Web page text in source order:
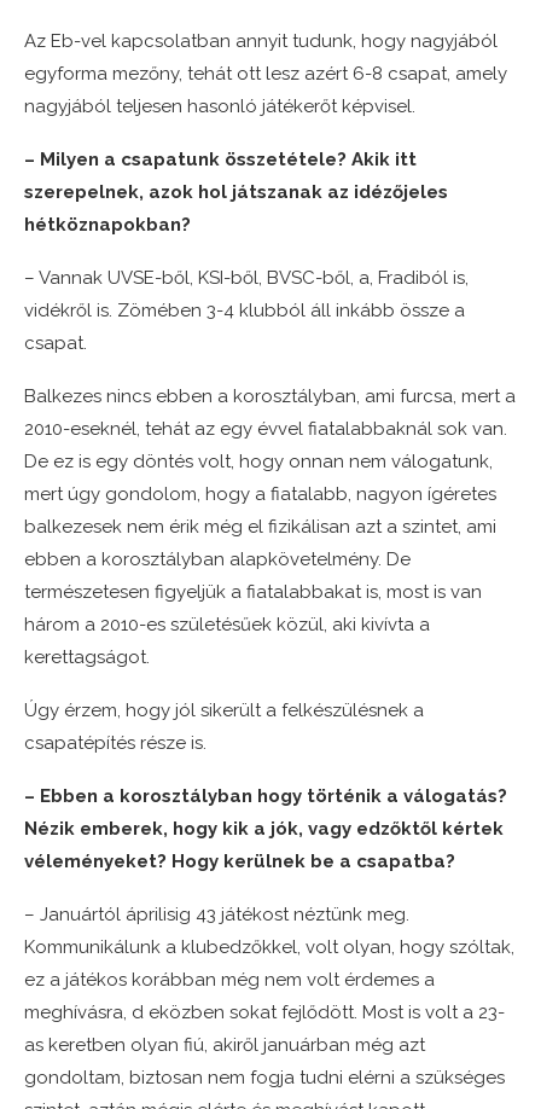
Az Eb-vel kapcsolatban annyit tudunk, hogy nagyjából
egyforma mezőny, tehát ott lesz azért 6-8 csapat, amely
nagyjából teljesen hasonló játékerőt képvisel.
– Milyen a csapatunk összetétele? Akik itt
szerepelnek, azok hol játszanak az idézőjeles
hétköznapokban?
– Vannak UVSE-ből, KSI-ből, BVSC-ből, a, Fradiból is,
vidékről is. Zömében 3-4 klubból áll inkább össze a
csapat.
Balkezes nincs ebben a korosztályban, ami furcsa, mert a
2010-eseknél, tehát az egy évvel fiatalabbaknál sok van.
De ez is egy döntés volt, hogy onnan nem válogatunk,
mert úgy gondolom, hogy a fiatalabb, nagyon ígéretes
balkezesek nem érik még el fizikálisan azt a szintet, ami
ebben a korosztályban alapkövetelmény. De
természetesen figyeljük a fiatalabbakat is, most is van
három a 2010-es születésűek közül, aki kivívta a
kerettagságot.
Úgy érzem, hogy jól sikerült a felkészülésnek a
csapatépítés része is.
– Ebben a korosztályban hogy történik a válogatás?
Nézik emberek, hogy kik a jók, vagy edzőktől kértek
véleményeket? Hogy kerülnek be a csapatba?
– Januártól áprilisig 43 játékost néztünk meg.
Kommunikálunk a klubedzőkkel, volt olyan, hogy szóltak,
ez a játékos korábban még nem volt érdemes a
meghívásra, d eközben sokat fejlődött. Most is volt a 23-
as keretben olyan fiú, akiről januárban még azt
gondoltam, biztosan nem fogja tudni elérni a szükséges